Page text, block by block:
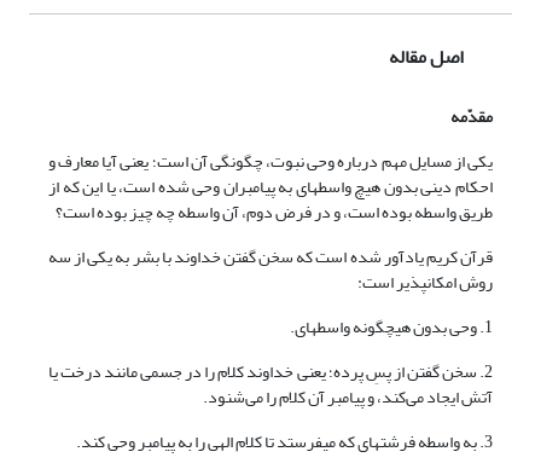
اصل مقاله
مقدّمه
یکی از مسایل مهم درباره وحی نبوت، چگونگی آن‎ است؛ یعنی آیا معارف و
احکام دینی بدون هیچ واسطه­ای به پیامبران وحی شده است، یا این که از
طریق واسطه بوده است، و در فرض دوم، آن واسطه چه چیز بوده است؟
قرآن کریم یادآور شده است که سخن گفتن خداوند با بشر به یکی از سه
روش امکان‏پذیر است:
1. وحی بدون هیچ‏گونه واسطه­ای.
2. سخن گفتن از پسِ پرده؛ یعنی خداوند کلام را در جسمی مانند درخت یا
آتش ایجاد می‌کند، و پیامبر آن کلام را می‌شنود.
3. به واسطه فرشته­ای که می­فرستد تا کلام الهی را به پیامبر وحی کند.